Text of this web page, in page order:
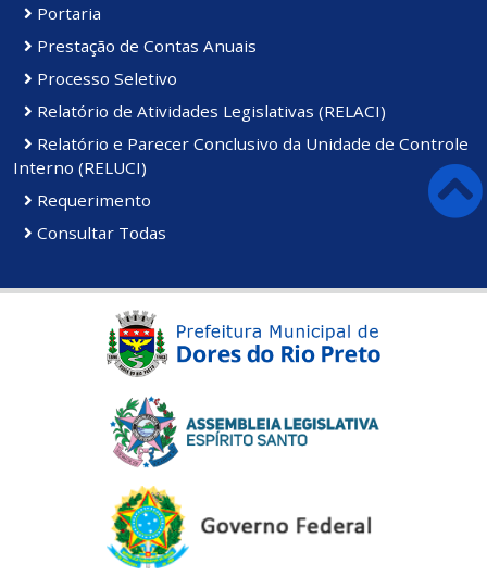
Portaria
Prestação de Contas Anuais
Processo Seletivo
Relatório de Atividades Legislativas (RELACI)
Relatório e Parecer Conclusivo da Unidade de Controle
Interno (RELUCI)
Requerimento
Consultar Todas